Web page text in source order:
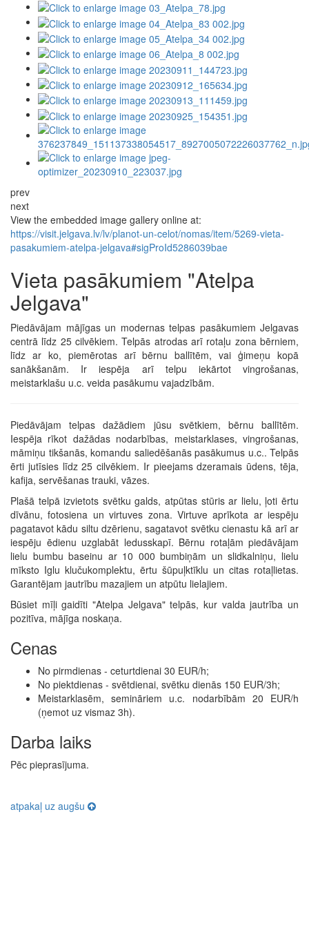
prev
next
View the embedded image gallery online at:
https://visit.jelgava.lv/lv/planot-un-celot/nomas/item/5269-vieta-
pasakumiem-atelpa-jelgava#sigProId5286039bae
Vieta pasākumiem "Atelpa
Jelgava"
Piedāvājam mājīgas un modernas telpas pasākumiem Jelgavas
centrā līdz 25 cilvēkiem. Telpās atrodas arī rotaļu zona bērniem,
līdz ar ko, piemērotas arī bērnu ballītēm, vai ģimeņu kopā
sanākšanām. Ir iespēja arī telpu iekārtot vingrošanas,
meistarklašu u.c. veida pasākumu vajadzībām.
Piedāvājam telpas dažādiem jūsu svētkiem, bērnu ballītēm.
Iespēja rīkot dažādas nodarbības, meistarklases, vingrošanas,
māmiņu tikšanās, komandu saliedēšanās pasākumus u.c.. Telpās
ērti jutīsies līdz 25 cilvēkiem. Ir pieejams dzeramais ūdens, tēja,
kafija, servēšanas trauki, vāzes.
Plašā telpā izvietots svētku galds, atpūtas stūris ar lielu, ļoti ērtu
dīvānu, fotosiena un virtuves zona. Virtuve aprīkota ar iespēju
pagatavot kādu siltu dzērienu, sagatavot svētku cienastu kā arī ar
iespēju ēdienu uzglabāt ledusskapī. Bērnu rotaļām piedāvājam
lielu bumbu baseinu ar 10 000 bumbiņām un slidkalniņu, lielu
mīksto Iglu klučukomplektu, ērtu šūpuļktīklu un citas rotaļlietas.
Garantējam jautrību mazajiem un atpūtu lielajiem.
Būsiet mīļi gaidīti "Atelpa Jelgava" telpās, kur valda jautrība un
pozitīva, mājīga noskaņa.
Cenas
No pirmdienas - ceturtdienai 30 EUR/h;
No piektdienas - svētdienai, svētku dienās 150 EUR/3h;
Meistarklasēm, semināriem u.c. nodarbībām 20 EUR/h
(ņemot uz vismaz 3h).
Darba laiks
Pēc pieprasījuma.
atpakaļ uz augšu